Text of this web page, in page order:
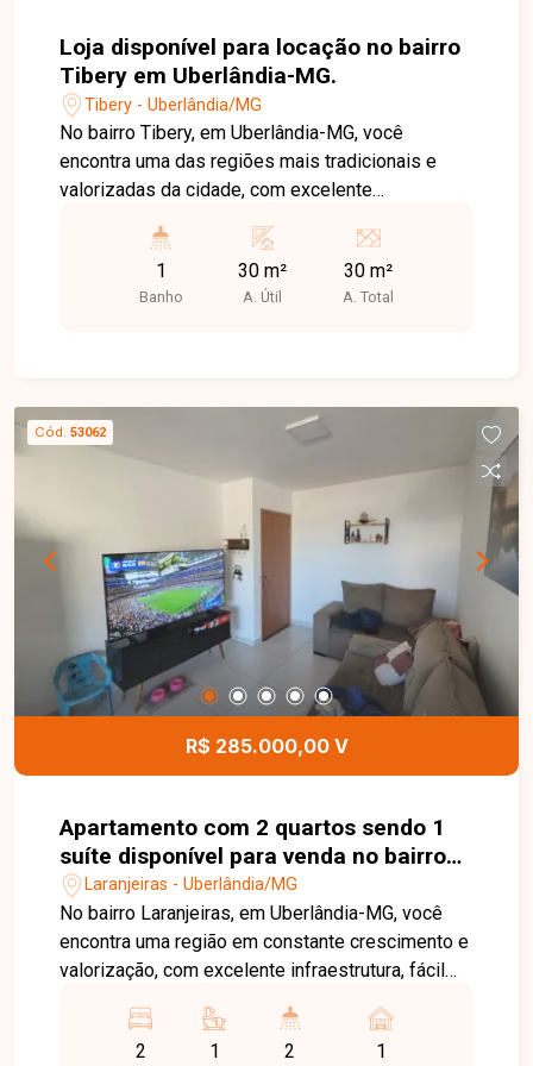
Loja disponível para locação no bairro
Tibery em Uberlândia-MG.
Tibery - Uberlândia/MG
No bairro Tibery, em Uberlândia-MG, você
encontra uma das regiões mais tradicionais e
valorizadas da cidade, com excelente
acesso às principais avenidas, além de estar
próximo a comércios, bancos, supermercados e
diversos serviços. Loja disponível para locação
ou depósito, 1 banheiro e cozinha com copa.
Possui pé-direito alto e excelente ventilação
natural, proporcionando um ambiente confortável
e funcional para diferentes tipos de atividades
comerciais. Uma excelente oportunidade para
instalar ou expandir o seu negócio em uma
localização estratégica e de fácil acesso. Entre
em contato e agende sua visita!
1
Banho
30 m²
A. Útil
30 m²
A. Total
Cód. 53062
R$ 285.000,00 V
Apartamento com 2 quartos sendo 1
suíte disponível para venda no bairro
Laranjeiras em Uberlândia-MG
Laranjeiras - Uberlândia/MG
No bairro Laranjeiras, em Uberlândia-MG, você
encontra uma região em constante crescimento e
valorização, com excelente infraestrutura, fácil
proximidade com supermercados, escolas,
farmácias e diversos comércios, proporcionando
2 1 2 1